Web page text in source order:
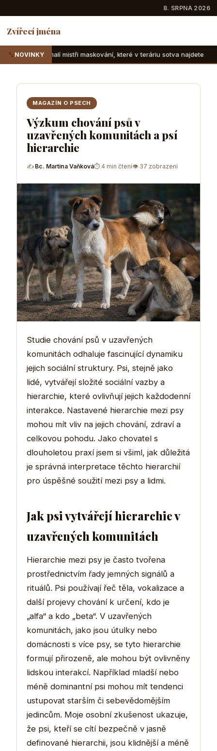
8. SRPNA 2026
Zvířecí jména
NOVINKY
maskování, které v teráriu sotva najdete
MAGAZÍN O PSECH
Výzkum chování psů v
uzavřených komunitách a psí
hierarchie
✍ Bc. Martina Vaňková⏱ 4 min čtení👁 37 zobrazení
Studie chování psů v uzavřených
komunitách odhaluje fascinující dynamiku
jejich sociální struktury. Psi, stejně jako
lidé, vytvářejí složité sociální vazby a
hierarchie, které ovlivňují jejich každodenní
interakce. Nastavené hierarchie mezi psy
mohou mít vliv na jejich chování, zdraví a
celkovou pohodu. Jako chovatel s
dlouholetou praxí jsem si všiml, jak důležitá
je správná interpretace těchto hierarchií
pro úspěšné soužití mezi psy a lidmi.
Jak psi vytvářejí hierarchie v
uzavřených komunitách
Hierarchie mezi psy je často tvořena
prostřednictvím řady jemných signálů a
rituálů. Psi používají řeč těla, vokalizace a
další projevy chování k určení, kdo je
„alfa“ a kdo „beta“. V uzavřených
komunitách, jako jsou útulky nebo
domácnosti s více psy, se tyto hierarchie
formují přirozeně, ale mohou být ovlivněny
lidskou interakcí. Například mladší nebo
méně dominantní psi mohou mít tendenci
ustupovat starším či sebevědomějším
jedincům. Moje osobní zkušenost ukazuje,
že psi, kteří se cítí bezpečně v jasně
definované hierarchii, jsou klidnější a méně